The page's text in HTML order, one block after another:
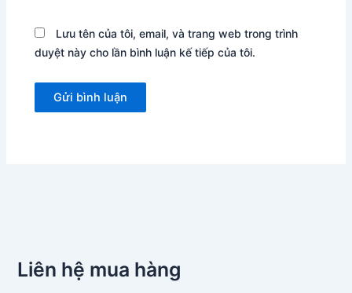
Lưu tên của tôi, email, và trang web trong trình
duyệt này cho lần bình luận kế tiếp của tôi.
Liên hệ mua hàng